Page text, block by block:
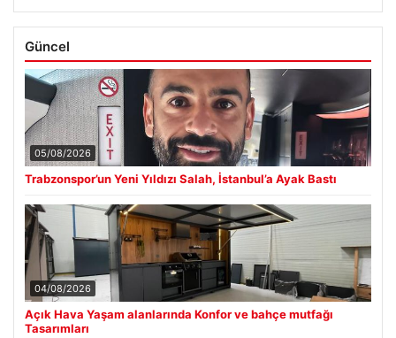
Güncel
05/08/2026
Trabzonspor’un Yeni Yıldızı Salah, İstanbul’a Ayak Bastı
04/08/2026
Açık Hava Yaşam alanlarında Konfor ve bahçe mutfağı
Tasarımları